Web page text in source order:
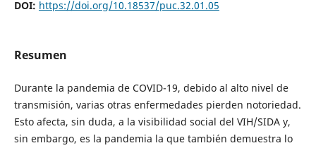
DOI: https://doi.org/10.18537/puc.32.01.05
Resumen
Durante la pandemia de COVID-19, debido al alto nivel de
transmisión, varias otras enfermedades pierden notoriedad.
Esto afecta, sin duda, a la visibilidad social del VIH/SIDA y,
sin embargo, es la pandemia la que también demuestra lo